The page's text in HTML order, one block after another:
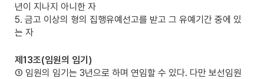
년이 지나지 아니한 자
5. 금고 이상의 형의 집행유예선고를 받고 그 유예기간 중에 있
는 자
제13조(임원의 임기)
① 임원의 임기는 3년으로 하며 연임할 수 있다. 다만 보선임원